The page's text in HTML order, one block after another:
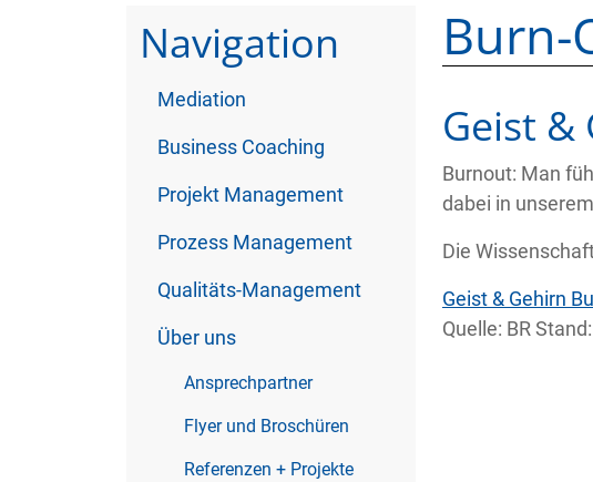
Navigation
Mediation
Business Coaching
Projekt Management
Prozess Management
Qualitäts-Management
Über uns
Ansprechpartner
Flyer und Broschüren
Referenzen + Projekte
Burn-
Geist
Burnout: Man
dabei in
Die
Geist & Gehirn
Quelle: BR